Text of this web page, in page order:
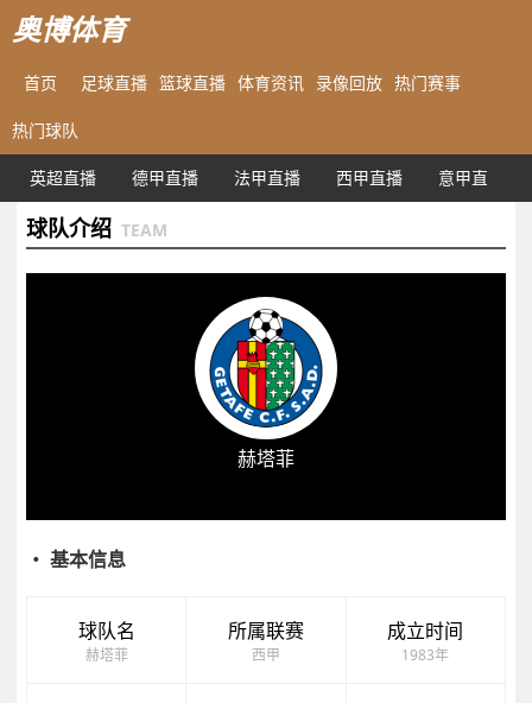
奥博体育
首页 足球直播 篮球直播 体育资讯 录像回放 热门赛事
热门球队
英超直播 德甲直播 法甲直播 西甲直播 意甲直播
球队介绍 TEAM
赫塔菲
・ 基本信息
球队名
赫塔菲
所属联赛
西甲
成立时间
1983年